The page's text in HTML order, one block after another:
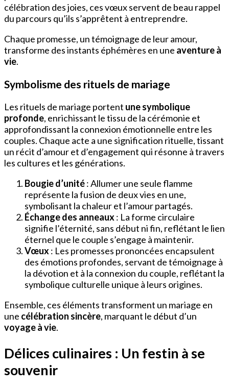
célébration des joies, ces vœux servent de beau rappel
du parcours qu’ils s’apprêtent à entreprendre.
Chaque promesse, un témoignage de leur amour,
transforme des instants éphémères en une aventure à
vie.
Symbolisme des rituels de mariage
Les rituels de mariage portent une symbolique
profonde, enrichissant le tissu de la cérémonie et
approfondissant la connexion émotionnelle entre les
couples. Chaque acte a une signification rituelle, tissant
un récit d’amour et d’engagement qui résonne à travers
les cultures et les générations.
Bougie d’unité: Allumer une seule flamme
représente la fusion de deux vies en une,
symbolisant la chaleur et l’amour partagés.
Échange des anneaux: La forme circulaire
signifie l’éternité, sans début ni fin, reflétant le lien
éternel que le couple s’engage à maintenir.
Vœux: Les promesses prononcées encapsulent
des émotions profondes, servant de témoignage à
la dévotion et à la connexion du couple, reflétant la
symbolique culturelle unique à leurs origines.
Ensemble, ces éléments transforment un mariage en
une célébration sincère, marquant le début d’un
voyage à vie.
Délices culinaires : Un festin à se
souvenir